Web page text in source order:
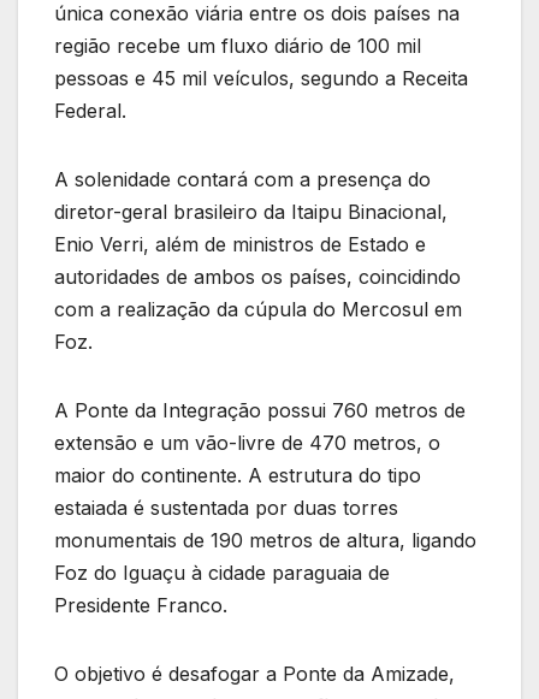
única conexão viária entre os dois países na
região recebe um fluxo diário de 100 mil
pessoas e 45 mil veículos, segundo a Receita
Federal.
A solenidade contará com a presença do
diretor-geral brasileiro da Itaipu Binacional,
Enio Verri, além de ministros de Estado e
autoridades de ambos os países, coincidindo
com a realização da cúpula do Mercosul em
Foz.
A Ponte da Integração possui 760 metros de
extensão e um vão-livre de 470 metros, o
maior do continente. A estrutura do tipo
estaiada é sustentada por duas torres
monumentais de 190 metros de altura, ligando
Foz do Iguaçu à cidade paraguaia de
Presidente Franco.
O objetivo é desafogar a Ponte da Amizade,